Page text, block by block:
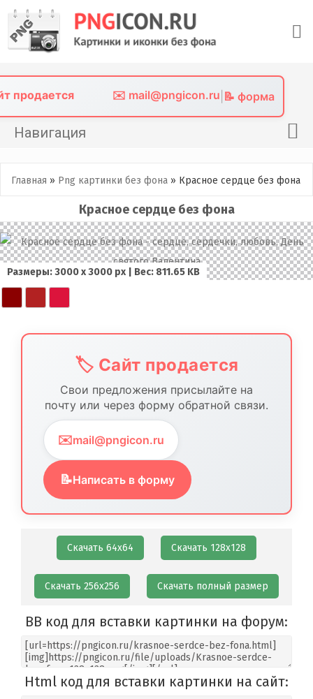
content
продается ✉️ mail@pngicon.ru 📝 форма
Навигация
Png иконки
Картинки без фона
Фото без фона
Контакты
Главная » Png картинки без фона » Красное сердце без фона
Красное сердце без фона
Размеры: 3000 х 3000 px | Вес: 811.65 KB
🏷️ Сайт продается
Свои предложения присылайте на
почту или через форму обратной связи.
✉️mail@pngicon.ru
📝Написать в форму
Скачать 64х64 Скачать 128х128
Скачать 256х256 Скачать полный размер
BB код для вставки картинки на форум:
Html код для вставки картинки на сайт: